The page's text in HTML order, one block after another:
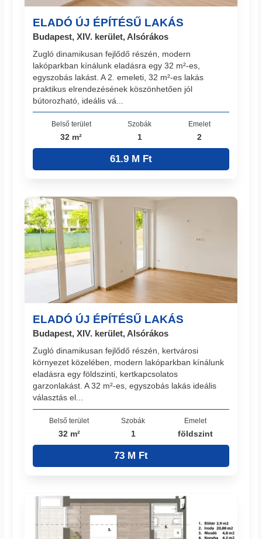
ELADÓ ÚJ ÉPÍTÉSŰ LAKÁS
Budapest, XIV. kerület, Alsórákos
Zugló dinamikusan fejlődő részén, modern
lakóparkban kínálunk eladásra egy 32 m²-es,
egyszobás lakást. A 2. emeleti, 32 m²-es lakás
praktikus elrendezésének köszönhetően jól
bútorozható, ideális vá...
Belső terület
32 m²
Szobák
1
Emelet
2
61.9 M Ft
ELADÓ ÚJ ÉPÍTÉSŰ LAKÁS
Budapest, XIV. kerület, Alsórákos
Zugló dinamikusan fejlődő részén, kertvárosi
környezet közelében, modern lakóparkban kínálunk
eladásra egy földszinti, kertkapcsolatos
garzonlakást. A 32 m²-es, egyszobás lakás ideális
választás el...
Belső terület
32 m²
Szobák
1
Emelet
földszint
73 M Ft